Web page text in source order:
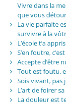
Vivre dans la
que vous
La vie parfaite
survivre à la
L’école t’a
S’en foutre,
Accepte d’être
Tout est foutu,
Sois vivant, pas
L’art de foirer
La douleur est